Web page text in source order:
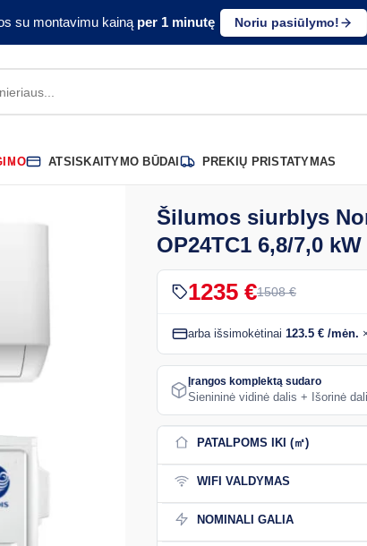
su montavimu kainą per 1 minutę Noriu pasiūlymo!
ATSISKAITYMO BŪDAI PREKIŲ PRISTATYMAS
Šilumos siurblys
OP24TC1 6,8/7,0 kW
1235 €1508 €
arba išsimokėtinai 123.5 € /mėn.
Įrangos komplektą sudaro
Sienininė vidinė dalis + Išorinė
PATALPOMS IKI (㎡)
WIFI VALDYMAS
NOMINALI GALIA